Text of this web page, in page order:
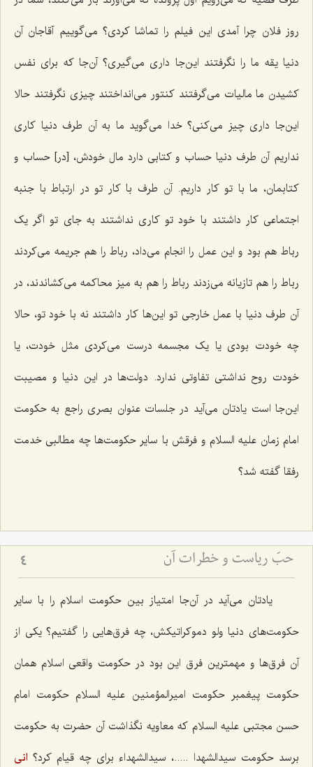
روز فلان چرا آمدی این فیلم را تماشا کردی؟ می‌گوییم آقاجان آن
دنیا یقه ما را نگرفتند این‌جا داری می‌گیری؟ آن‌جا که برای نفس
کشیدن ما مالیات می‌گرفتند کنتور می‌انداختند چیزی نگرفتند حالا
این‌جا داری چیز می‌کنی؟ خدا می‌گوید ما به آن طرف دنیا کاری
نداریم آن طرف دنیا حساب و کتابی دارد مال خودش، [در] حساب و
کتابمان، ما با تو کار داریم. آن طرف با کار تو در ارتباط با جنبه
اجتماعی کار داشتند با خود تو کاری نداشتند به جای تو اگر یک
رباط هم بود و این عمل را انجام می‌داد، رباط را هم جریمه می‌کردند
رباط را هم تازیانه می‌زدند رباط را هم به میز محاکمه می‌کشاندند، در
آن طرف دنیا با عمل خارجی تو این‌ها کار داشتند نه با خود تو، حالا
چه خودت بودی یا یک مجسمه درست می‌کردی مثل خودت، یا
خودت روح نداشتی تفاوتی ندارد. دولت‌ها در این دنیا و مصیبت
این‌جا است یادتان می‌آید در جلسات عنوان بصری راجع به حکومت
امام زمان علیه السلام و فرقش با سایر حکومت‌ها چه مطالبی خدمت
رفقا گفته شد؟
حبّ ریاست و خطرات آن 4
یادتان می‌آید در آن‌جا امتیاز بین حکومت اسلام را با سایر
حکومت‌های دنیا ولو دموکراتیکش، چه فرق‌هایی را گفتیم؟ یکی از
آن فرق‌ها و مهمترین فرق این بود در حکومت واقعی اسلام همان
حکومت پیغمبر حکومت امیرالمؤمنین علیه السلام حکومت امام
حسن مجتبی علیه السلام که معاویه نگذاشت آن حضرت به حکومت
برسد حکومت سیدالشهدا .....، سیدالشهداء برای چه قیام کرد؟ انی